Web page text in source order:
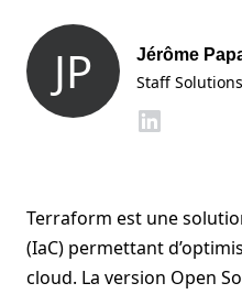
JP Jérôme
Staff
Terraform est une
(IaC) permettant
cloud. La version Open